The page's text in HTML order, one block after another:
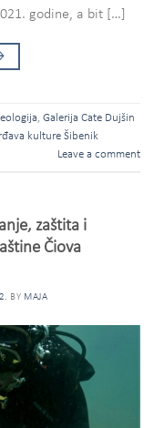
godine, a bit […]
, Galerija Cate Dujšin
kulture Šibenik
Leave a comment
zaštita i
Čiova
BY MAJA